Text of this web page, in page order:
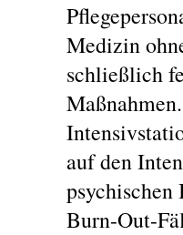
Medizin
schließlich
auf den
Burn-Out-